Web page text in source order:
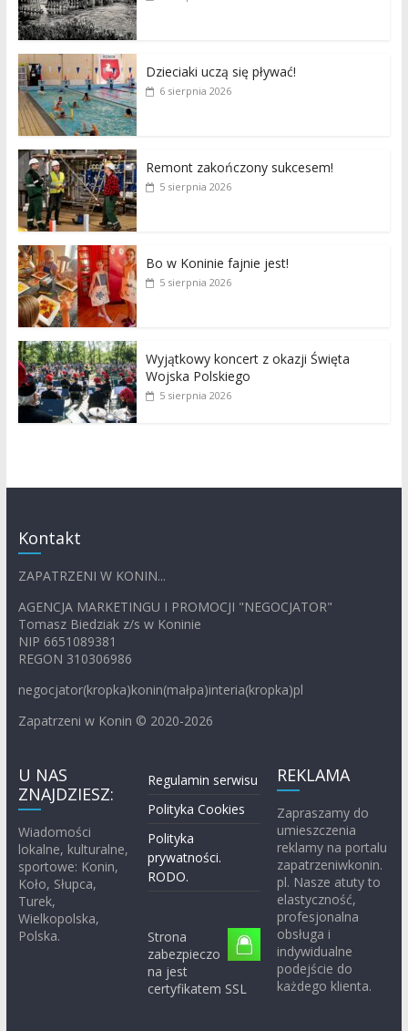
Dzieciaki uczą się pływać!
6 sierpnia 2026
Remont zakończony sukcesem!
5 sierpnia 2026
Bo w Koninie fajnie jest!
5 sierpnia 2026
Wyjątkowy koncert z okazji Święta
Wojska Polskiego
5 sierpnia 2026
Kontakt
ZAPATRZENI W KONIN...
AGENCJA MARKETINGU I PROMOCJI "NEGOCJATOR"
Tomasz Biedziak z/s w Koninie
NIP 6651089381
REGON 310306986
negocjator(kropka)konin(małpa)interia(kropka)pl
Zapatrzeni w Konin © 2020-2026
U NAS
ZNAJDZIESZ:
Wiadomości
lokalne, kulturalne,
sportowe: Konin,
Koło, Słupca,
Turek,
Wielkopolska,
Polska.
Regulamin serwisu
Polityka Cookies
Polityka
prywatności.
RODO.
Strona
zabezpieczo
na jest
certyfikatem SSL
REKLAMA
Zapraszamy do
umieszczenia
reklamy na portalu
zapatrzeniwkonin.
pl. Nasze atuty to
elastyczność,
profesjonalna
obsługa i
indywidualne
podejście do
każdego klienta.